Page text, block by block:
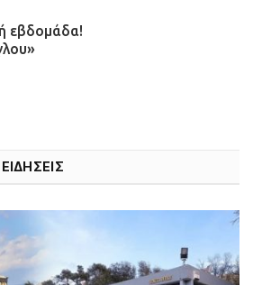
εβδομάδα!